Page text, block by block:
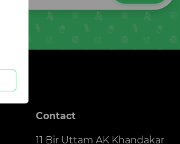
Contact
11 Bir Uttam AK Khandakar